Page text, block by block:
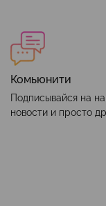
Комьюнити
Подписывайся на
новости и просто